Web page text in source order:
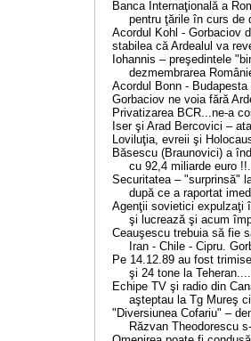
Banca Internaţională a
pentru ţările în curs
Acordul Kohl - Gorbaciov
stabilea că Ardealul va
Iohannis – preşedintele
dezmembrarea
Acordul Bonn -
Gorbaciov ne voia fără
Privatizarea BCR...ne-a
Iser şi Arad Bercovici –
Loviluţia, evreii şi
Băsescu (Braunovici) a
cu 92,4 miliarde euro
Securitatea – "surprinsă"
după ce a raportat
Agenţii sovietici expulzaţi
şi lucrează şi acum
Ceauşescu trebuia să fie
Iran - Chile - Cipru.
Pe 14.12.89 au fost
şi 24 tone la
Echipe TV şi radio din
aşteptau la Tg Mureş
"Diversiunea Cofariu" –
Răzvan Theodorescu